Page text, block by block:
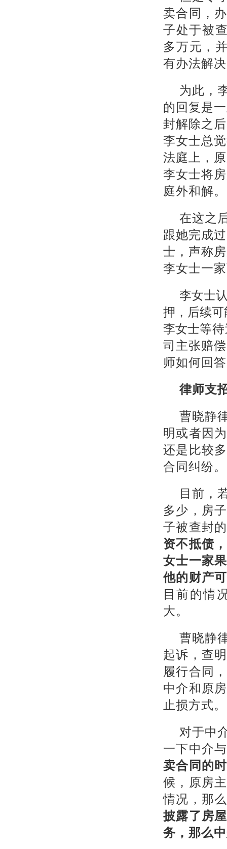
卖合同，
子处于被
多万元，
有办法解
为此，
的回复是
封解除之
李女士总
法庭上，
李女士将
庭外和解。
在这之
跟她完成
士，声称
李女士一
李女士
押，后续
李女士等
司主张赔
师如何回
律师支
曹晓静
明或者因
还是比较
合同纠纷。
目前，
多少，房
子被查封
资不抵债
女士一家
他的财产
目前的情
大。
曹晓静
起诉，查
履行合同
中介和原
止损方式。
对于中
一下中介
卖合同的
候，原房
情况，那
披露了房
务，那么